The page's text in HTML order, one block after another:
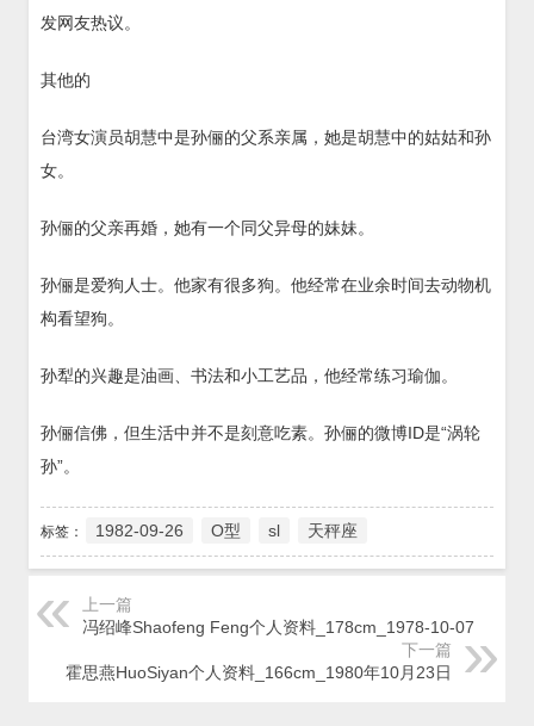
发网友热议。
其他的
台湾女演员胡慧中是孙俪的父系亲属，她是胡慧中的姑姑和孙
女。
孙俪的父亲再婚，她有一个同父异母的妹妹。
孙俪是爱狗人士。他家有很多狗。他经常在业余时间去动物机
构看望狗。
孙犁的兴趣是油画、书法和小工艺品，他经常练习瑜伽。
孙俪信佛，但生活中并不是刻意吃素。孙俪的微博ID是“涡轮
孙”。
标签： 1982-09-26 O型 sl 天秤座
上一篇
冯绍峰Shaofeng Feng个人资料_178cm_1978-10-07
下一篇
霍思燕HuoSiyan个人资料_166cm_1980年10月23日